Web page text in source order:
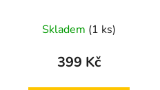
van Gogha
Skladem (1 ks)
399 Kč